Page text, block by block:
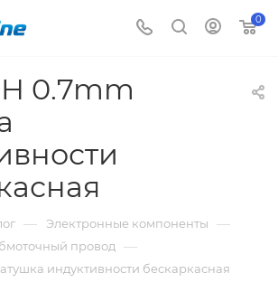
0
0.7mm
— Электронные компоненты —
провод —
индуктивности бескаркасная